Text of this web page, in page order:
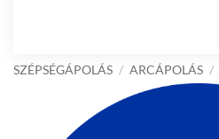
SZÉPSÉGÁPOLÁS / ARCÁPOLÁS /